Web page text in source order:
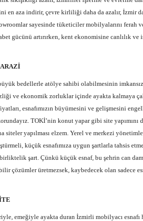
en aza indirir, çevre kirliliği daha da azalır, İzmir
sayesinde tüketiciler mobilyalarını ferah
gücünü artırırken, kent ekonomisine canlılık
bedellerle atölye sahibi olabilmesinin
ve ekonomik zorluklar içinde ayakta kalmaya
esnafımızın büyümesini ve gelişmesini
TOKİ’nin konut yapar gibi site
siteler yapılması elzem. Yerel ve merkezi
küçük esnafımıza uygun şartlarla tahsis
şart. Çünkü küçük esnaf, bu şehrin can
çözümler üretmezsek, kaybedecek olan sadece
emeğiyle ayakta duran İzmirli mobilyacı